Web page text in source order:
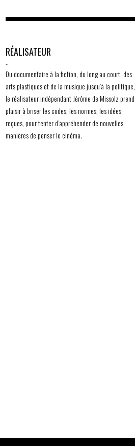
RÉALISATEUR
-
Du documentaire à la fiction, du long au court, des
arts plastiques et de la musique jusqu’à la politique,
le réalisateur indépendant Jérôme de Missolz prend
plaisir à briser les codes, les normes, les idées
reçues, pour tenter d’appréhender de nouvelles
manières de penser le cinéma.